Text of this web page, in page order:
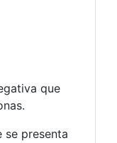
que
se presenta